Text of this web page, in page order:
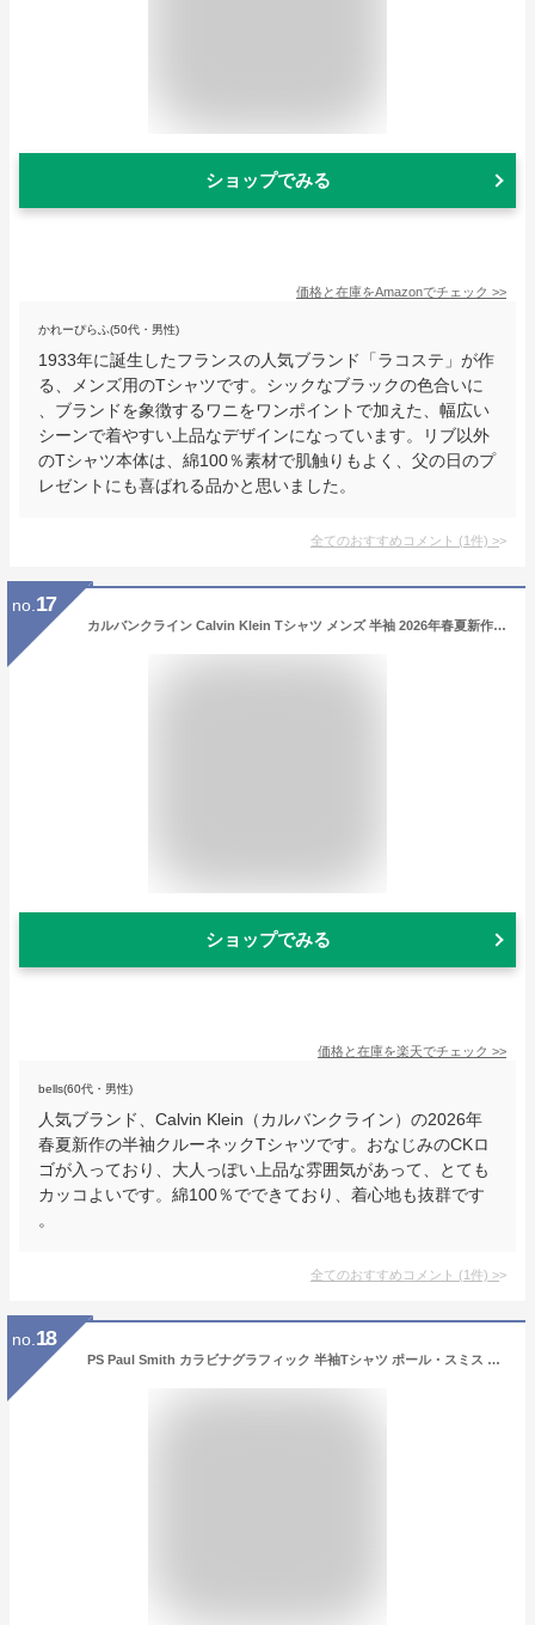
ショップでみる
価格と在庫をAmazonでチェック >>
かれーぴらふ(50代・男性)
1933年に誕生したフランスの人気ブランド「ラコステ」が作
る、メンズ用のTシャツです。シックなブラックの色合いに
、ブランドを象徴するワニをワンポイントで加えた、幅広い
シーンで着やすい上品なデザインになっています。リブ以外
のTシャツ本体は、綿100％素材で肌触りもよく、父の日のプ
レゼントにも喜ばれる品かと思いました。
全てのおすすめコメント (1件) >
no. 17
カルバンクライン Calvin Klein Tシャツ メンズ 半袖 2026年春夏新作 CKロゴ モノグラム クルーネック 丸首 ブランド 綿100％ 大きいサイズ おしゃれ 黒 白 ブラック ホワイト MONOGRAM LOGO TEE 40DC813 [ゆうパケ発送]
ショップでみる
価格と在庫を楽天でチェック >>
bells(60代・男性)
人気ブランド、Calvin Klein（カルバンクライン）の2026年
春夏新作の半袖クルーネックTシャツです。おなじみのCKロ
ゴが入っており、大人っぽい上品な雰囲気があって、とても
カッコよいです。綿100％でできており、着心地も抜群です
。
全てのおすすめコメント (1件) >
no. 18
PS Paul Smith カラビナグラフィック 半袖Tシャツ ポール・スミス トップス カットソー・Tシャツ ホワイト グレー【送料無料】